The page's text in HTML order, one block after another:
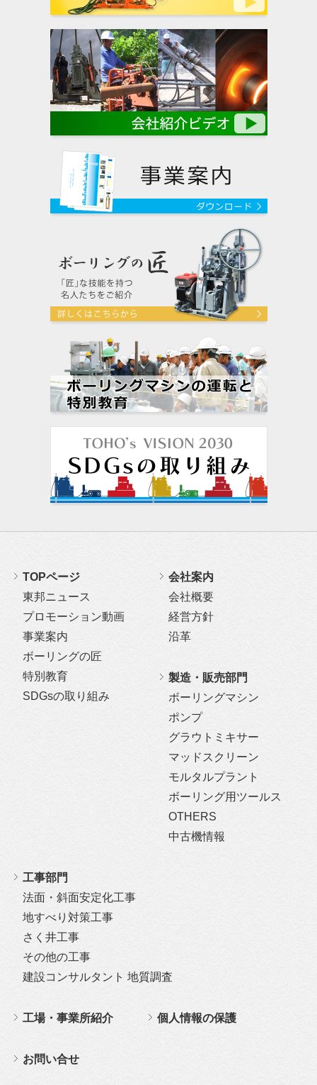
TOPページ
東邦ニュース
プロモーション動画
事業案内
ボーリングの匠
特別教育
SDGsの取り組み
会社案内
会社概要
経営方針
沿革
製造・販売部門
ボーリングマシン
ポンプ
グラウトミキサー
マッドスクリーン
モルタルプラント
ボーリング用ツールス
OTHERS
中古機情報
工事部門
法面・斜面安定化工事
地すべり対策工事
さく井工事
その他の工事
建設コンサルタント 地質調査
工場・事業所紹介 個人情報の保護
お問い合せ